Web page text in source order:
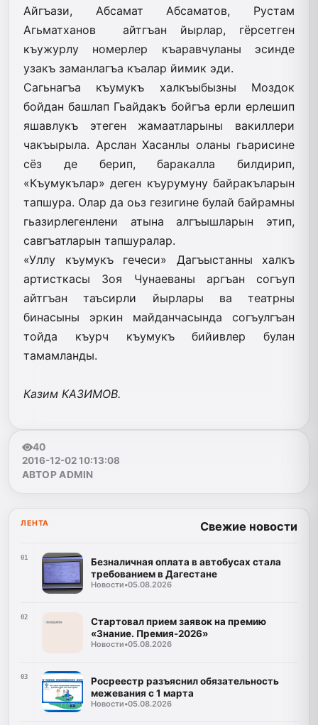
Айгъази, Абсамат Абсаматов, Рустам
Агьматханов айтгъан йырлар, гёрсетген
къужурлу номерлер къаравчуланы эсинде
узакъ заманлагъа къалар йимик эди.
Сагьнагъа къумукъ халкъыбызны Моздок
бойдан башлап Гьайдакъ бойгъа ерли ерлешип
яшавлукъ этеген жамаатларыны вакиллери
чакъырыла. Арслан Хасанлы оланы гьарисине
сёз де берип, баракалла билдирип,
«Къумукълар» деген къурумуну байракъларын
тапшура. Олар да оьз гезигине булай байрамны
гьазирлегенлени атына алгъышларын этип,
савгъатларын тапшуралар.
«Уллу къумукъ гечеси» Дагъыстанны халкъ
артисткасы Зоя Чунаеваны аргъан согъуп
айтгъан таъсирли йырлары ва театрны
бинасыны эркин майданчасында согъулгъан
тойда къурч къумукъ бийивлер булан
тамамланды.
Казим КАЗИМОВ.
40
2016-12-02 10:13:08
АВТОР ADMIN
ЛЕНТА Свежие новости
01
Безналичная оплата в автобусах стала
требованием в Дагестане
Новости•05.08.2026
02
Стартовал прием заявок на премию
«Знание. Премия-2026»
Новости•05.08.2026
03
Росреестр разъяснил обязательность
межевания с 1 марта
Новости•05.08.2026